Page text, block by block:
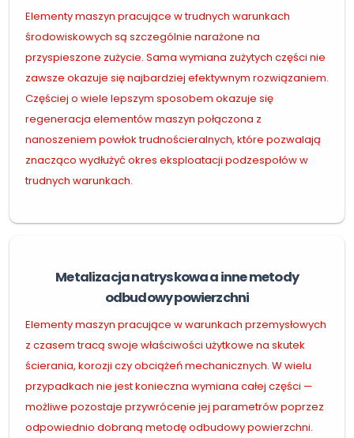
Elementy maszyn pracujące w trudnych warunkach
środowiskowych są szczególnie narażone na
przyspieszone zużycie. Sama wymiana zużytych części nie
zawsze okazuje się najbardziej efektywnym rozwiązaniem.
Częściej o wiele lepszym sposobem okazuje się
regeneracja elementów maszyn połączona z
nanoszeniem powłok trudnościeralnych, które pozwalają
znacząco wydłużyć okres eksploatacji podzespołów w
trudnych warunkach.
Metalizacja natryskowa a inne metody
odbudowy powierzchni
Elementy maszyn pracujące w warunkach przemysłowych
z czasem tracą swoje właściwości użytkowe na skutek
ścierania, korozji czy obciążeń mechanicznych. W wielu
przypadkach nie jest konieczna wymiana całej części —
możliwe pozostaje przywrócenie jej parametrów poprzez
odpowiednio dobraną metodę odbudowy powierzchni.